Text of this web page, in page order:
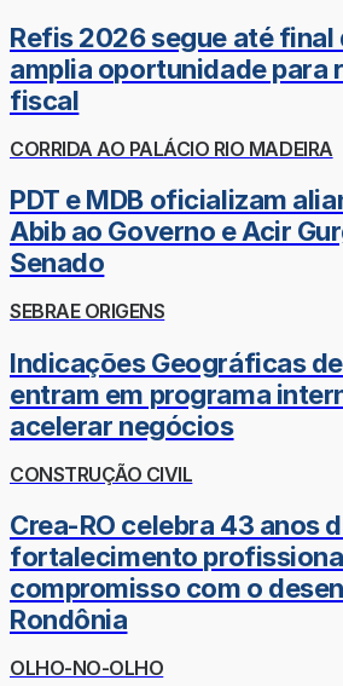
Refis 2026 segue até final
amplia oportunidade para
fiscal
CORRIDA AO PALÁCIO RIO MADEIRA
PDT e MDB oficializam
Abib ao Governo e Acir
Senado
SEBRAE ORIGENS
Indicações Geográficas
entram em programa
acelerar negócios
CONSTRUÇÃO CIVIL
Crea-RO celebra 43 anos
fortalecimento
compromisso com o
Rondônia
OLHO-NO-OLHO